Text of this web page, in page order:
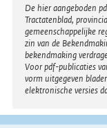
Disclaimer
De hier aangeboden
Tractatenblad,
gemeenschappelijke
zin van de
bekendmaking
Voor pdf-publicaties
vorm uitgegeven
elektronische versies